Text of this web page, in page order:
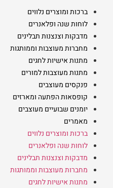
ברכות ומוצרים נלווים
לוחות שנה ופלאנרים
מדבקות וצנצנות תבלינים
מחברות מעוצבות וממותגות
מתנות אישיות לחגים
מתנות מעוצבות למורים
פנקסים מעוצבים
קופסאות הפתעה ומארזים
יומנים שבועיים מעוצבים
מאמרים
ברכות ומוצרים נלווים
לוחות שנה ופלאנרים
מדבקות וצנצנות תבלינים
מחברות מעוצבות וממותגות
מתנות אישיות לחגים